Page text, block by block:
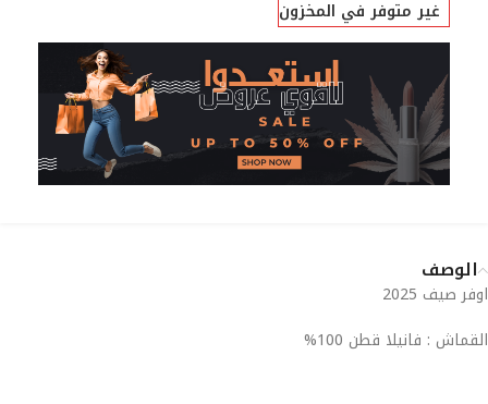
غير متوفر في المخزون
الوصف
اوفر صيف 2025
القماش : فانيلا قطن 100%